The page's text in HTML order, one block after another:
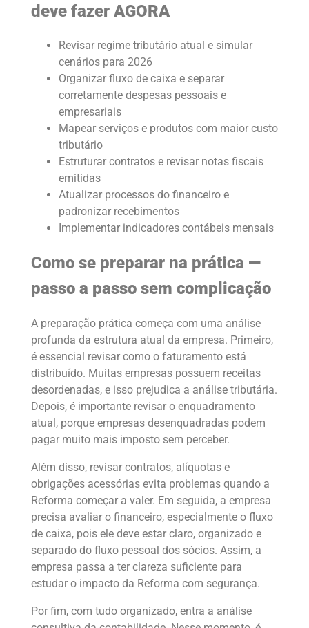
deve fazer AGORA
Revisar regime tributário atual e simular
cenários para 2026
Organizar fluxo de caixa e separar
corretamente despesas pessoais e
empresariais
Mapear serviços e produtos com maior custo
tributário
Estruturar contratos e revisar notas fiscais
emitidas
Atualizar processos do financeiro e
padronizar recebimentos
Implementar indicadores contábeis mensais
Como se preparar na prática —
passo a passo sem complicação
A preparação prática começa com uma análise
profunda da estrutura atual da empresa. Primeiro,
é essencial revisar como o faturamento está
distribuído. Muitas empresas possuem receitas
desordenadas, e isso prejudica a análise tributária.
Depois, é importante revisar o enquadramento
atual, porque empresas desenquadradas podem
pagar muito mais imposto sem perceber.
Além disso, revisar contratos, alíquotas e
obrigações acessórias evita problemas quando a
Reforma começar a valer. Em seguida, a empresa
precisa avaliar o financeiro, especialmente o fluxo
de caixa, pois ele deve estar claro, organizado e
separado do fluxo pessoal dos sócios. Assim, a
empresa passa a ter clareza suficiente para
estudar o impacto da Reforma com segurança.
Por fim, com tudo organizado, entra a análise